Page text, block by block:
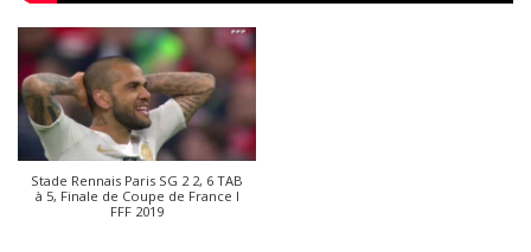
Stade Rennais Paris SG 2 2, 6 TAB
à 5, Finale de Coupe de France I
FFF 2019